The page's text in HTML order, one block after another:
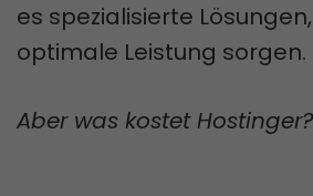
es spezialisierte
optimale Leistung sorgen.
Aber was kostet Hostinger?